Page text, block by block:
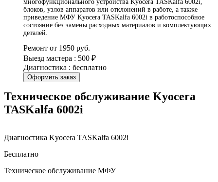
многофункционального устройства Kyocera TASKalfa 6002i,
блоков, узлов аппаратов или отклонений в работе, а также
приведение МФУ Kyocera TASKalfa 6002i в работоспособное
состояние без замены расходных материалов и комплектующих
деталей.
Ремонт от 1950 руб.
Выезд мастера : 500 ₽
Диагностика : бесплатно
Оформить заказ
Техническое обслуживание Kyocera
TASKalfa 6002i
Диагностика Kyocera TASKalfa 6002i
Бесплатно
Техническое обслуживание МФУ